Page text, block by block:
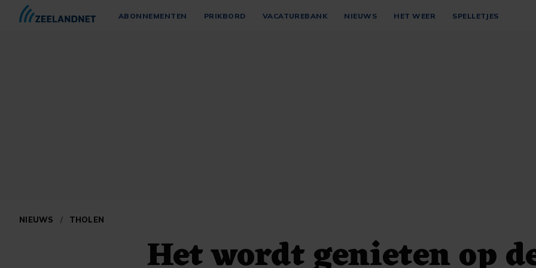
ABONNEMENTEN PRIKBORD VACATUREBANK NIEUWS HET WEER SPELLETJES
NIEUWS / THOLEN